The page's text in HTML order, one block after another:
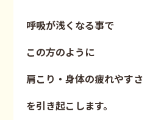
呼吸が浅くなる事で
この方のように
肩こり・身体の疲れやすさ
を引き起こします。